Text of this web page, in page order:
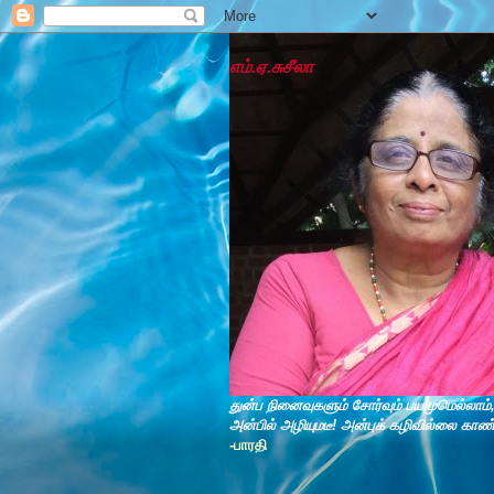
எம்.ஏ.சுசீலா
துன்ப நினைவுகளும் சோர்வும் பயமுமெல்லாம்,
அன்பில் அழியுமடீ! அன்புக் கழிவில்லை காண்
-பாரதி